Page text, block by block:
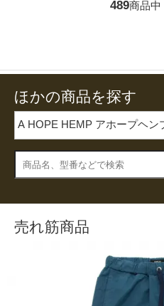
489商品中
ほかの商品を探す
売れ筋商品